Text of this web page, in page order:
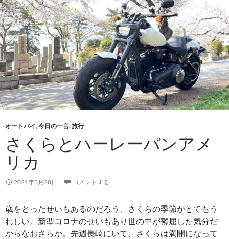
プ
オートバイ,今日の一言,旅行
さくらとハーレーパンアメ
リカ
2021年3月28日 コメントする
歳をとったせいもあるのだろう、さくらの季節がとてもう
れしい。新型コロナのせいもあり世の中が鬱屈した気分だ
からなおさらか。先週長崎にいて、さくらは満開になって